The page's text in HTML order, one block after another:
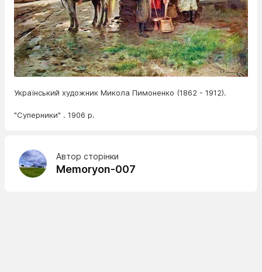
Український художник Микола Пимоненко (1862 - 1912).
"Суперники" . 1906 р.
Автор сторінки
Memoryon-007